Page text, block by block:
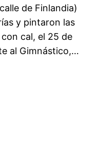
de Finlandia)
y pintaron las
cal, el 25 de
al Gimnástico,…